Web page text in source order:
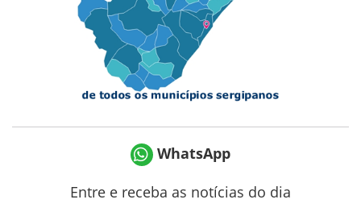
WhatsApp
Entre e receba as notícias do dia